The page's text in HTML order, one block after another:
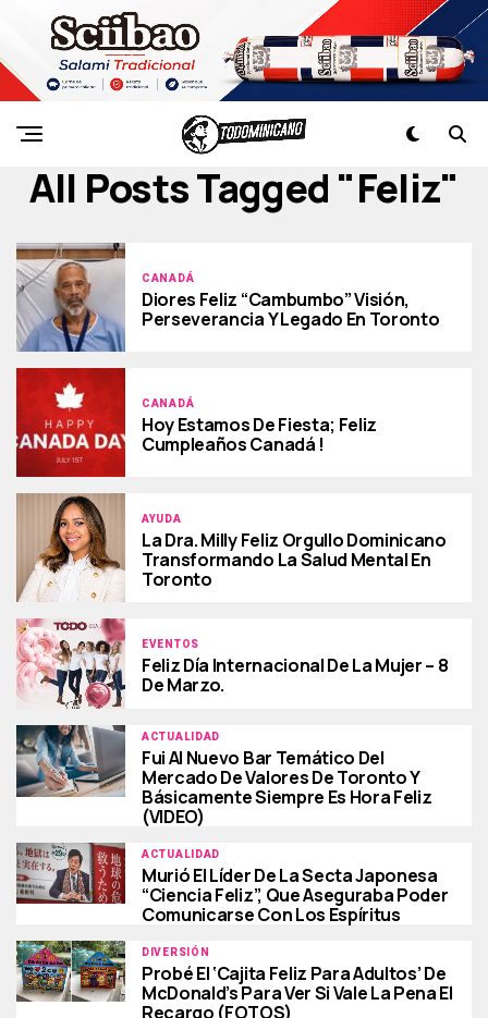
All Posts Tagged "feliz"
CANADÁ
Diores Feliz “Cambumbo” Visión,
Perseverancia Y Legado En Toronto
CANADÁ
Hoy Estamos De Fiesta; Feliz
Cumpleaños Canadá !
AYUDA
La Dra. Milly Feliz Orgullo Dominicano
Transformando La Salud Mental En
Toronto
EVENTOS
Feliz Día Internacional De La Mujer – 8
De Marzo.
ACTUALIDAD
Fui Al Nuevo Bar Temático Del
Mercado De Valores De Toronto Y
Básicamente Siempre Es Hora Feliz
(VIDEO)
ACTUALIDAD
Murió El Líder De La Secta Japonesa
“Ciencia Feliz”, Que Aseguraba Poder
Comunicarse Con Los Espíritus
DIVERSIÓN
Probé El ‘Cajita Feliz Para Adultos’ De
McDonald’s Para Ver Si Vale La Pena El
Recargo (FOTOS)